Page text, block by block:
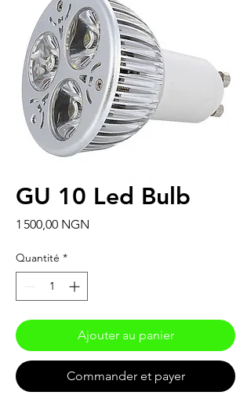
GU 10 Led Bulb
1 500,00 NGN
Quantité *
Ajouter au panier
Commander et payer